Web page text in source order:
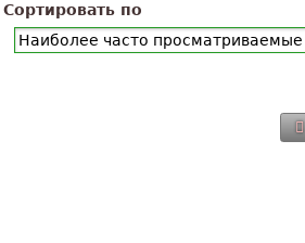
Сортировать по